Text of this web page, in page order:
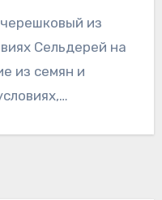
Сельдерей на
из семян и